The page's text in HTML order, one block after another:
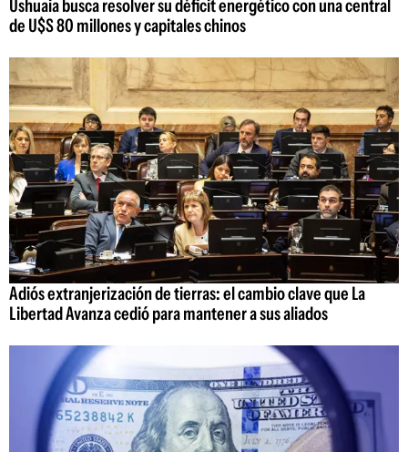
Ushuaia busca resolver su déficit energético con una central
de U$S 80 millones y capitales chinos
Adiós extranjerización de tierras: el cambio clave que La
Libertad Avanza cedió para mantener a sus aliados